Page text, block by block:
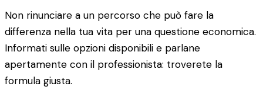
Non rinunciare a un percorso che può fare la
differenza nella tua vita per una questione economica.
Informati sulle opzioni disponibili e parlane
apertamente con il professionista: troverete la
formula giusta.